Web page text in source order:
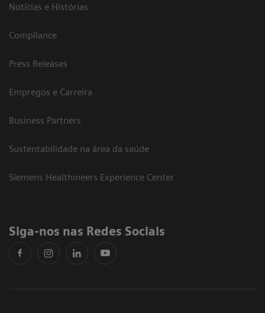
Notícias e Histórias
Compliance
Press Releases
Empregos e Carreira
Business Partners
Sustentabilidade na área da saúde
Siemens Healthineers Experience Center
Siga-nos nas Redes Sociais